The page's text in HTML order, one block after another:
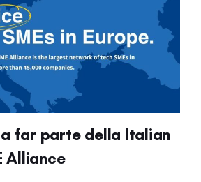
a far parte della Italian
Alliance